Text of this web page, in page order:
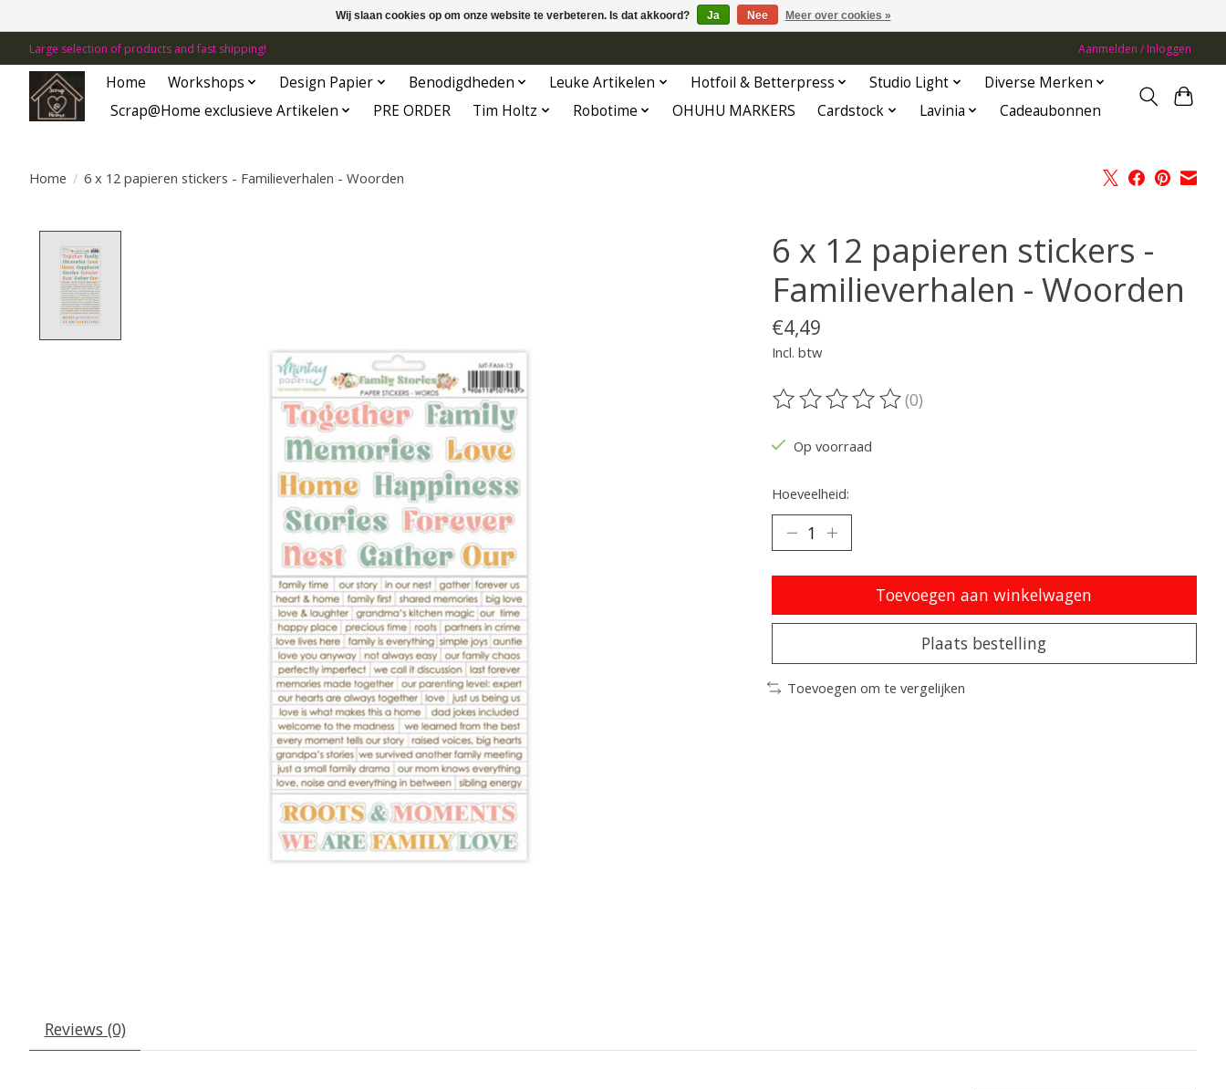
Large selection of products and fast shipping! Aanmelden / Inloggen
Home Workshops Design Papier Benodigdheden Leuke Artikelen Hotfoil & Betterpress Studio Light
Diverse Merken
Scrap@Home exclusieve Artikelen
PRE ORDER Tim Holtz Robotime OHUHU MARKERS Cardstock Lavinia Cadeaubonnen
Home / 6 x 12 papieren stickers - Familieverhalen - Woorden
6 x 12 papieren stickers -
Familieverhalen - Woorden
€4,49
Incl. btw
De beoordeling van dit product is
(0)
Op voorraad
Hoeveelheid:
Toevoegen aan winkelwagen
Plaats bestelling
Toevoegen om te vergelijken
Reviews (0)
Wij slaan cookies op om onze website te verbeteren. Is dat akkoord? Ja Nee Meer over cookies »